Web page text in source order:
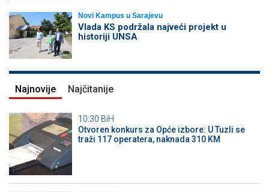
Novi Kampus u Sarajevu
Vlada KS podržala najveći projekt u
historiji UNSA
Najnovije Najčitanije
10:30 BiH
Otvoren konkurs za Opće izbore: U Tuzli se
traži 117 operatera, naknada 310 KM